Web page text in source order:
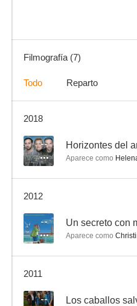
Filmografía (7)
Todo Reparto
2018
-- Horizontes del
Aparece como
2012
-- Un secreto con
Aparece como
2011
-- Los caballos